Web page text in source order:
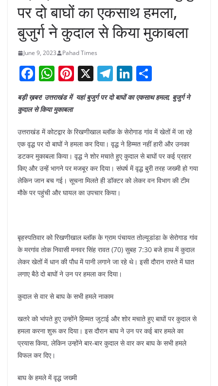
पर दो बाघों का एकसाथ हमला,
बुजुर्ग ने कुदाल से किया मुकाबला
June 9, 2023 Pahad Times
F
c
b
o
o
k
W
h
at
s
A
p
p
Pi
nt
er
st
X T
el
e
a
m
Li
k
dI
n
ar
बड़ी ख़बर! उत्तराखंड में यहां बुजुर्ग पर दो बाघों का एकसाथ हमला, बुजुर्ग ने
कुदाल से किया मुकाबला
उत्तराखंड में कोटद्वार के रिखणीखाल ब्लाॅक के सेरोगाड गांव में खेतों में जा रहे
एक वृद्ध पर दो बाघों ने हमला कर दिया। वृद्ध ने हिम्मत नहीं हारी और उनका
डटकर मुकाबला किया। वृद्ध ने शोर मचाते हुए कुदाल से बाघों पर कई प्रहार
किए और उन्हें भागने पर मजबूर कर दिया। संघर्ष में वृद्ध बुरी तरह जख्मी हो गया
लेकिन जान बच गई। सूचना मिलते ही डॉक्टर को लेकर वन विभाग की टीम
मौके पर पहुंची और घायल का उपचार किया।
बृहस्पतिवार को रिखणीखाल ब्लाॅक के ग्राम पंचायत तोल्यूडांडा के सेरोगाड गांव
के मरगांव तोक निवासी मनवर सिंह रावत (70) सुबह 7:30 बजे हाथ में कुदाल
लेकर खेतों में धान की पौध में पानी लगाने जा रहे थे। इसी दौरान रास्ते में घात
लगाए बैठे दो बाघों ने उन पर हमला कर दिया।
कुदाल से वार से बाघ के सभी हमले नाकाम
खतरे को भांपते हुए उन्होंने हिम्मत जुटाई और शोर मचाते हुए बाघों पर कुदाल से
हमला करना शुरू कर दिया। इस दौरान बाघ ने उन पर कई बार हमले का
प्रयास किया, लेकिन उन्होंने बार-बार कुदाल से वार कर बाघ के सभी हमले
विफल कर दिए।
बाघ के हमले में वृद्ध जख्मी